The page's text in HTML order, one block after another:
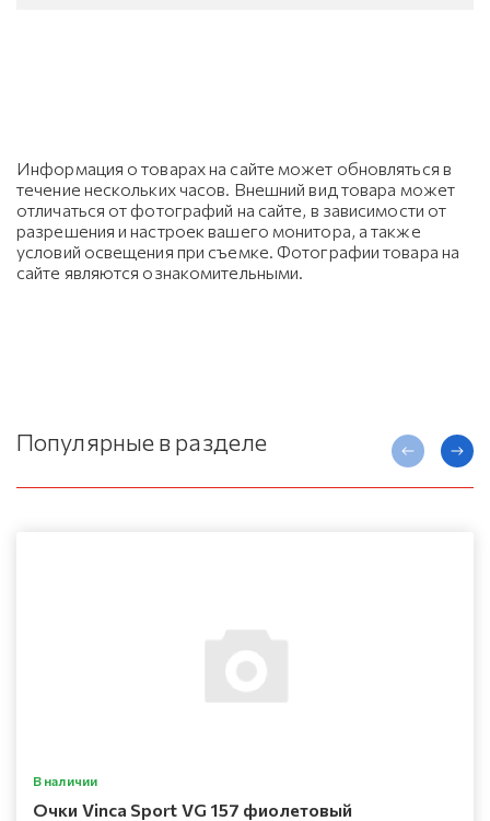
Информация о товарах на сайте может обновляться в
течение нескольких часов. Внешний вид товара может
отличаться от фотографий на сайте, в зависимости от
разрешения и настроек вашего монитора, а также
условий освещения при съемке. Фотографии товара на
сайте являются ознакомительными.
Популярные в разделе
В наличии
Очки Vinca Sport VG 157 фиолетовый